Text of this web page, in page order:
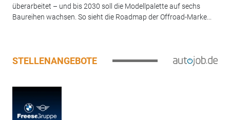
überarbeitet – und bis 2030 soll die Modellpalette auf sechs
Baureihen wachsen. So sieht die Roadmap der Offroad-Marke...
STELLENANGEBOTE